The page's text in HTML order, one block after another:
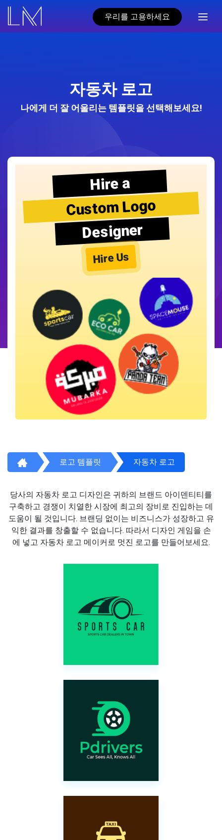
우리를 고용하세요
자동차 로고
나에게 더 잘 어울리는 템플릿을 선택해보세요!
Hire a
Custom Logo
Designer
Hire Us
로고 템플릿 자동차 로고
당사의 자동차 로고 디자인은 귀하의 브랜드 아이덴티티를
구축하고 경쟁이 치열한 시장에 최고의 장비로 진입하는 데
도움이 될 것입니다. 브랜딩 없이는 비즈니스가 성장하고 유
익한 결과를 창출할 수 없습니다. 따라서 디자인 게임을 손
에 넣고 자동차 로고 메이커로 멋진 로고를 만들어보세요.